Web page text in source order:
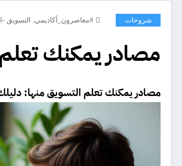
شروحات #معاصرون_أكاديمي, التسويق -
مصادر يمكنك
مصادر يمكنكتعلم التسويقمنها: